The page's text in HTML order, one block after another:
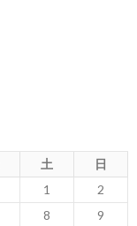
土
日
1
2
8
9